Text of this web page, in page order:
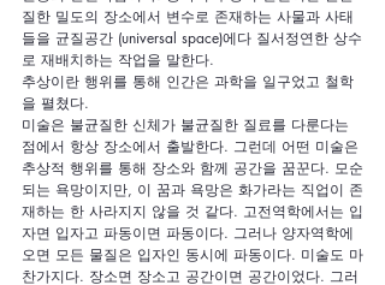
질한 밀도의 장소에서 변수로 존재하는 사물과 사태
들을 균질공간 (universal space)에다 질서정연한 상수
로 재배치하는 작업을 말한다.
추상이란 행위를 통해 인간은 과학을 일구었고 철학
을 펼쳤다.
미술은 불균질한 신체가 불균질한 질료를 다룬다는
점에서 항상 장소에서 출발한다. 그런데 어떤 미술은
추상적 행위를 통해 장소와 함께 공간을 꿈꾼다. 모순
되는 욕망이지만, 이 꿈과 욕망은 화가라는 직업이 존
재하는 한 사라지지 않을 것 같다. 고전역학에서는 입
자면 입자고 파동이면 파동이다. 그러나 양자역학에
오면 모든 물질은 입자인 동시에 파동이다. 미술도 마
찬가지다. 장소면 장소고 공간이면 공간이었다. 그러